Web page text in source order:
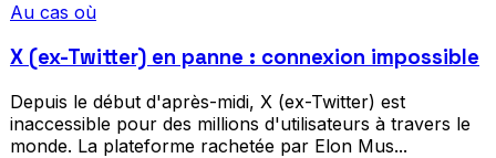
Au cas où
X (ex-Twitter) en panne : connexion impossible
Depuis le début d'après-midi, X (ex-Twitter) est
inaccessible pour des millions d'utilisateurs à travers le
monde. La plateforme rachetée par Elon Mus...